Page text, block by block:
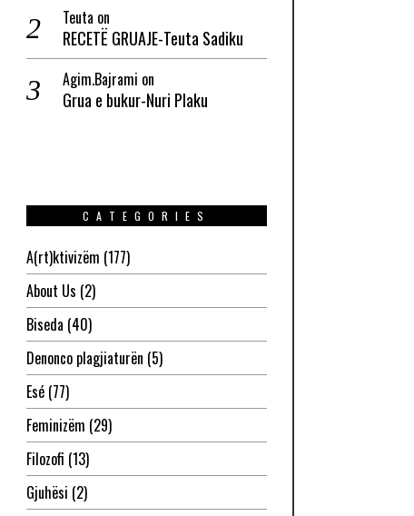
Teuta on
RECETË GRUAJE-Teuta Sadiku
Agim.Bajrami on
Grua e bukur-Nuri Plaku
CATEGORIES
A(rt)ktivizëm (177)
About Us (2)
Biseda (40)
Denonco plagjiaturën (5)
Esé(77)
Feminizëm (29)
Filozofi (13)
Gjuhësi (2)